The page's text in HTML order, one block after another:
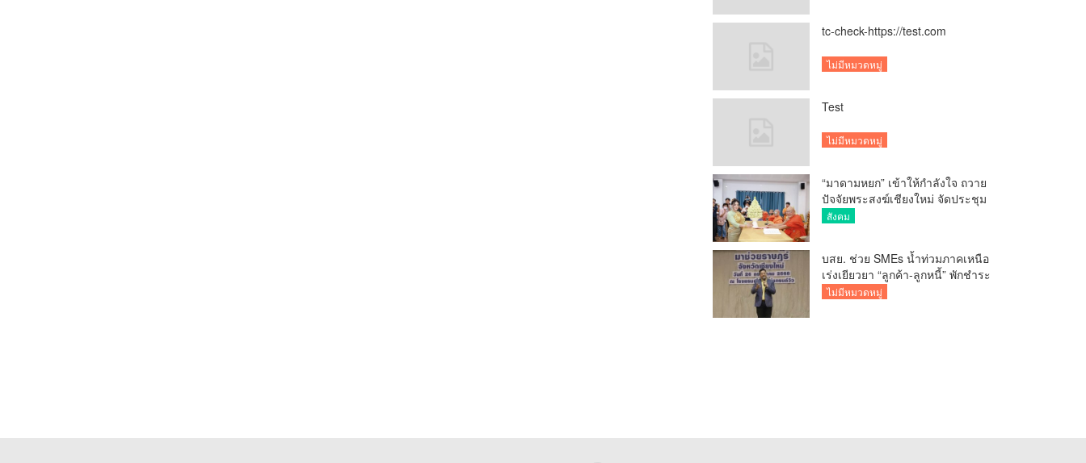
tc-check-https://test.com
ไม่มีหมวดหมู่
Test
ไม่มีหมวดหมู่
“มาดามหยก” เข้าให้กำลังใจ ถวาย
ปัจจัยพระสงฆ์เชียงใหม่ จัดประชุม
ทำบัญชีรายรับรายจ่ายของวัด กว่า
สังคม
บสย. ช่วย SMEs น้ำท่วมภาคเหนือ
เร่งเยียวยา “ลูกค้า-ลูกหนี้” พักชำระ
ค่าธรรมเนียม-ค่างวด
ไม่มีหมวดหมู่